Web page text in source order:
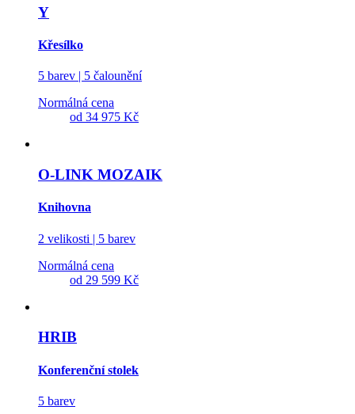
Y
Křesílko
5 barev | 5 čalounění
Normálná cena
od 34 975 Kč
O-LINK MOZAIK
Knihovna
2 velikosti | 5 barev
Normálná cena
od 29 599 Kč
HRIB
Konferenční stolek
5 barev